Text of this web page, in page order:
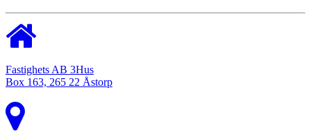
Fastighets AB 3Hus
Box 163, 265 22 Åstorp